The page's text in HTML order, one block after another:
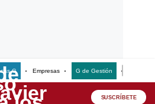
G Empresas G de Gestión
SUSCRÍBETE